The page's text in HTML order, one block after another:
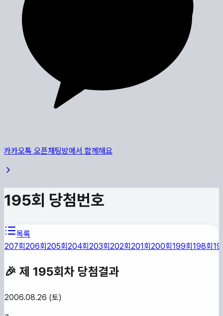
카카오톡 오픈채팅방에서 함께해요
195회 당첨번호
목록
207회206회205회204회203회202회201회200회199회198회
🎉 제 195회차 당첨결과
2006.08.26 (토)